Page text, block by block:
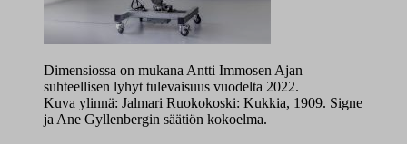
Dimensiossa on mukana Antti Immosen Ajan
suhteellisen lyhyt tulevaisuus vuodelta 2022.
Kuva ylinnä: Jalmari Ruokokoski: Kukkia, 1909. Signe
ja Ane Gyllenbergin säätiön kokoelma.